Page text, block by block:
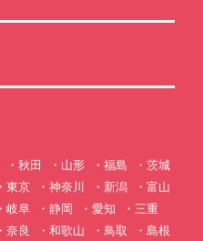
秋田 山形 福島
茨城
東京 神奈川 新潟
富山
岐阜 静岡 愛知
三重
奈良 和歌山 鳥取
島根